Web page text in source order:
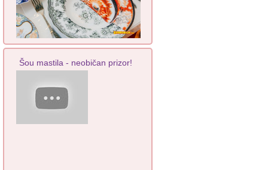
Šou mastila - neobičan prizor!